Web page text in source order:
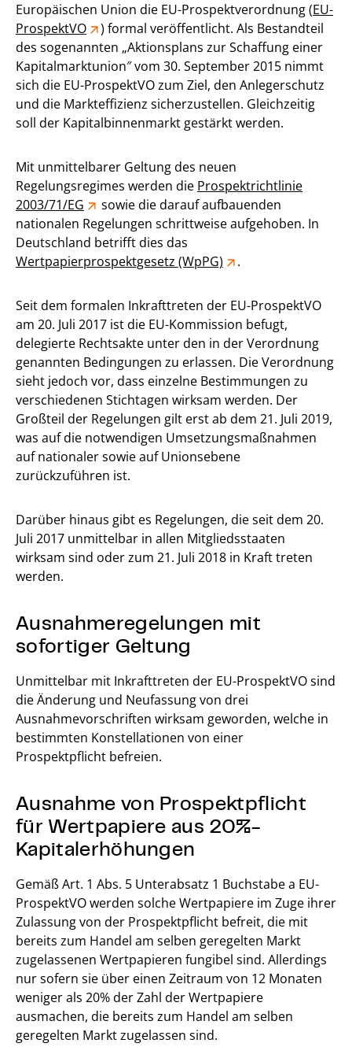
Europäischen Union die EU-Prospektverordnung (EU-
ProspektVO
) formal veröffentlicht. Als Bestandteil
des sogenannten „Aktionsplans zur Schaffung einer
Kapitalmarktunion″ vom 30. September 2015 nimmt
sich die EU-ProspektVO zum Ziel, den Anlegerschutz
und die Markteffizienz sicherzustellen. Gleichzeitig
soll der Kapitalbinnenmarkt gestärkt werden.
Mit unmittelbarer Geltung des neuen
Regelungsregimes werden die Prospektrichtlinie
2003/71/EG
sowie die darauf aufbauenden
nationalen Regelungen schrittweise aufgehoben. In
Deutschland betrifft dies das
Wertpapierprospektgesetz (WpPG)
.
Seit dem formalen Inkrafttreten der EU-ProspektVO
am 20. Juli 2017 ist die EU-Kommission befugt,
delegierte Rechtsakte unter den in der Verordnung
genannten Bedingungen zu erlassen. Die Verordnung
sieht jedoch vor, dass einzelne Bestimmungen zu
verschiedenen Stichtagen wirksam werden. Der
Großteil der Regelungen gilt erst ab dem 21. Juli 2019,
was auf die notwendigen Umsetzungsmaßnahmen
auf nationaler sowie auf Unionsebene
zurückzuführen ist.
Darüber hinaus gibt es Regelungen, die seit dem 20.
Juli 2017 unmittelbar in allen Mitgliedsstaaten
wirksam sind oder zum 21. Juli 2018 in Kraft treten
werden.
Ausnahmeregelungen mit
sofortiger Geltung
Unmittelbar mit Inkrafttreten der EU-ProspektVO sind
die Änderung und Neufassung von drei
Ausnahmevorschriften wirksam geworden, welche in
bestimmten Konstellationen von einer
Prospektpflicht befreien.
Ausnahme von Prospektpflicht
für Wertpapiere aus 20%-
Kapitalerhöhungen
Gemäß Art. 1 Abs. 5 Unterabsatz 1 Buchstabe a EU-
ProspektVO werden solche Wertpapiere im Zuge ihrer
Zulassung von der Prospektpflicht befreit, die mit
bereits zum Handel am selben geregelten Markt
zugelassenen Wertpapieren fungibel sind. Allerdings
nur sofern sie über einen Zeitraum von 12 Monaten
weniger als 20% der Zahl der Wertpapiere
ausmachen, die bereits zum Handel am selben
geregelten Markt zugelassen sind.